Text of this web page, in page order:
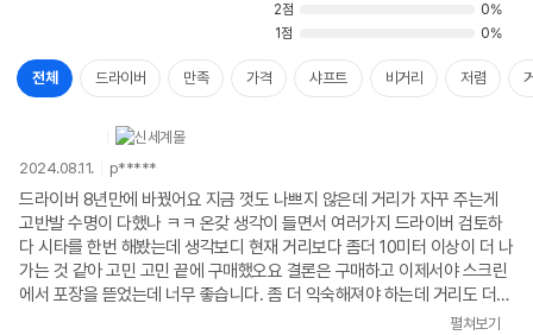
2점
0%
1점
0%
전체 드라이버 만족 가격 샤프트 비거리 저렴
2024.08.11. p*****
드라이버 8년만에 바꿨어요 지금 껏도 나쁘지 않은데 거리가 자꾸 주는게
고반발 수명이 다했나 ㅋㅋ 온갖 생각이 들면서 여러가지 드라이버 검토하
다 시타를 한번 해봤는데 생각보디 현재 거리보다 좀더 10미터 이상이 더 나
가는 것 같아 고민 고민 끝에 구매했오요 결론은 구매하고 이제서야 스크린
에서 포장을 뜯었는데 너무 좋습니다. 좀 더 익숙해져야 하는데 거리도 더
나가고 안정적이에요 7년 동안 얼마나 많은 기술이 더 해졌겠오요 ㅎㅎ 드
펼쳐보기